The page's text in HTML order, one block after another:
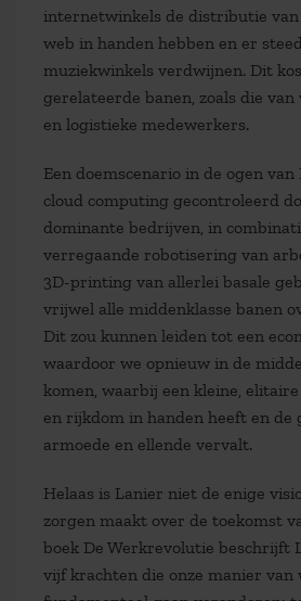
internetwinkels de distributie
web in handen hebben en er
muziekwinkels verdwijnen. Dit
gerelateerde banen, zoals die
en logistieke medewerkers.
Een doemscenario in de ogen
cloud computing gecontroleerd
dominante bedrijven, in
verregaande robotisering van
3D-printing van allerlei basale
vrijwel alle middenklasse banen
Dit zou kunnen leiden tot een
waardoor we opnieuw in de
komen, waarbij een kleine,
en rijkdom in handen heeft en de
armoede en ellende vervalt.
Helaas is Lanier niet de enige
zorgen maakt over de toekomst
boek De Werkrevolutie beschrijft
vijf krachten die onze manier van